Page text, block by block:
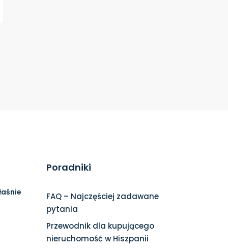
Poradniki
FAQ – Najczęściej zadawane
pytania
Przewodnik dla kupującego
nieruchomość w Hiszpanii